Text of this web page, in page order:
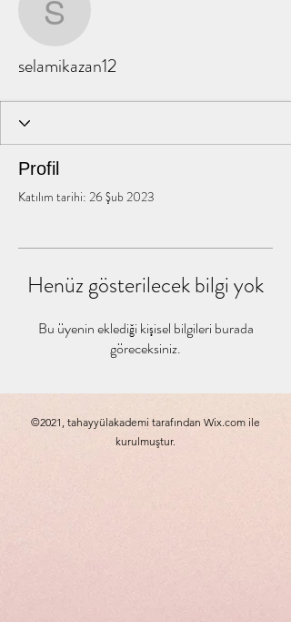
selamikazan12
selamikazan12
Profil
Katılım tarihi: 26 Şub 2023
Henüz gösterilecek bilgi yok
Bu üyenin eklediği kişisel bilgileri burada
göreceksiniz.
©2021, tahayyülakademi tarafından Wix.com ile
kurulmuştur.